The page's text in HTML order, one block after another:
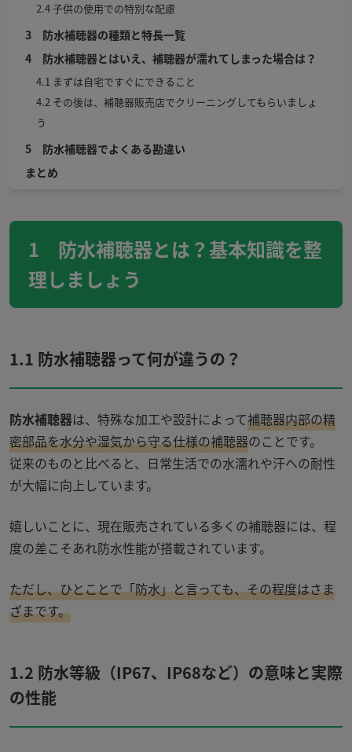
2.4 子供の使用での特別な配慮
3 防水補聴器の種類と特長一覧
4 防水補聴器とはいえ、補聴器が濡れてしまった場合は？
4.1 まずは自宅ですぐにできること
4.2 その後は、補聴器販売店でクリーニングしてもらいましょ
う
5 防水補聴器でよくある勘違い
まとめ
1 防水補聴器とは？基本知識を整
理しましょう
1.1 防水補聴器って何が違うの？
防水補聴器は、特殊な加工や設計によって補聴器内部の精
密部品を水分や湿気から守る仕様の補聴器のことです。
従来のものと比べると、日常生活での水濡れや汗への耐性
が大幅に向上しています。
嬉しいことに、現在販売されている多くの補聴器には、程
度の差こそあれ防水性能が搭載されています。
ただし、ひとことで「防水」と言っても、その程度はさま
ざまです。
1.2 防水等級（IP67、 IP68など）の意味と実際
の性能